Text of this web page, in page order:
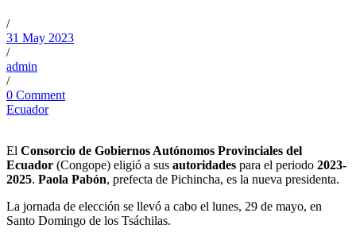
/
31 May 2023
/
admin
/
0 Comment
Ecuador
El Consorcio de Gobiernos Autónomos Provinciales del
Ecuador (Congope) eligió a sus autoridades para el periodo 2023-
2025. Paola Pabón, prefecta de Pichincha, es la nueva presidenta.
La jornada de elección se llevó a cabo el lunes, 29 de mayo, en
Santo Domingo de los Tsáchilas.